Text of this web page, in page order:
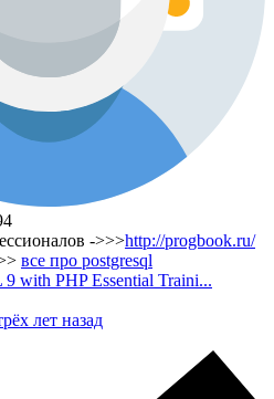
->>>http://progbook.ru/
все про postgresql
9 with PHP Essential Traini...
лет назад